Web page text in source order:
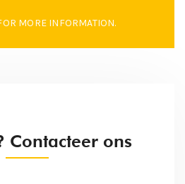
MORE INFORMATION.
Contacteer ons